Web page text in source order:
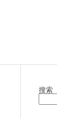
搜索